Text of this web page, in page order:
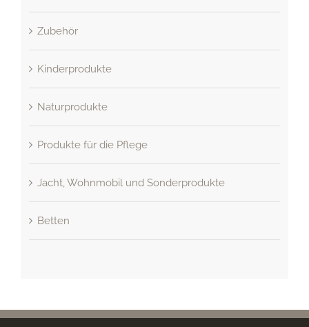
Zubehör
Kinderprodukte
Naturprodukte
Produkte für die Pflege
Jacht, Wohnmobil und Sonderprodukte
Betten